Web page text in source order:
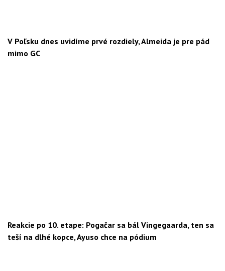
V Poľsku dnes uvidíme prvé rozdiely, Almeida je pre pád
mimo GC
Reakcie po 10. etape: Pogačar sa bál Vingegaarda, ten sa
teší na dlhé kopce, Ayuso chce na pódium